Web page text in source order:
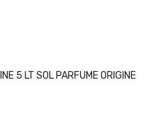
5 LT SOL PARFUME ORIGINE